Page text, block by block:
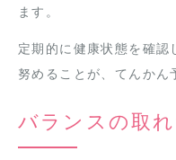
ます。
定期的に健康状態を確認
努めることが、てんかん
バランスの取